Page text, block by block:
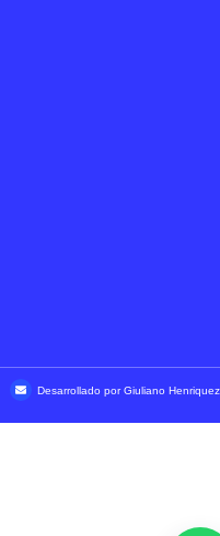
Desarrollado por Giuliano Henriquez